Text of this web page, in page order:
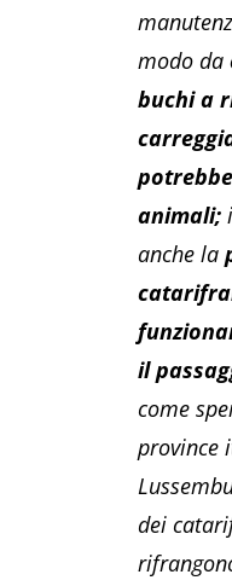
modo da
buchi a
animali;
anche la
il
come
province
dei